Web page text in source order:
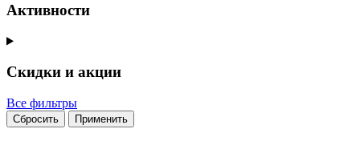
Активности
Скидки и акции
Все фильтры
Сбросить Применить